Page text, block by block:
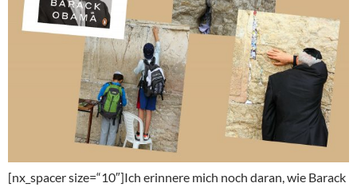
[nx_spacer size=“10″]Ich erinnere mich noch daran, wie Barack